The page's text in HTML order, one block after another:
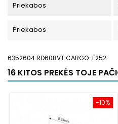
Priekabos
Priekabos
6352604 RD608VT CARGO-E252
16 KITOS PREKĖS TOJE
−10%